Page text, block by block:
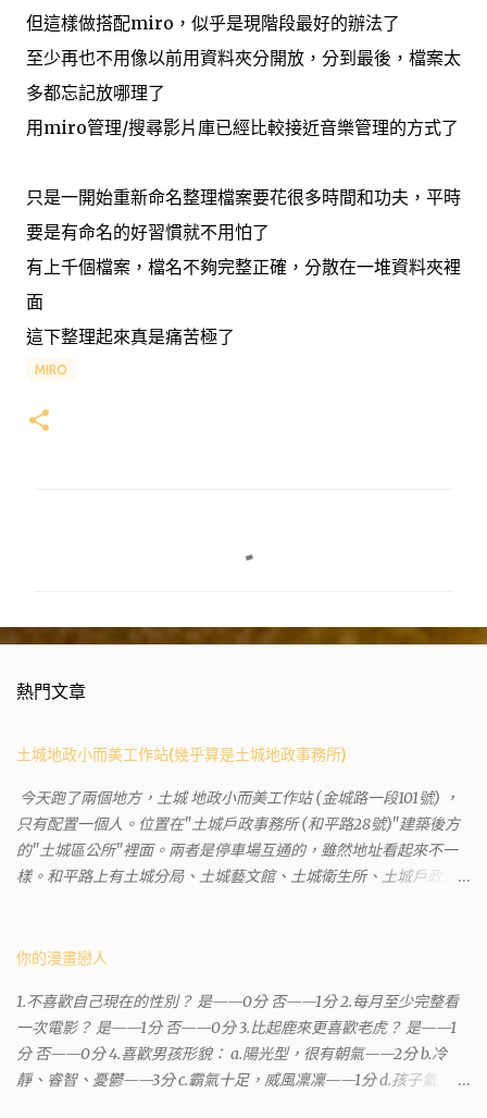
但這樣做搭配miro，似乎是現階段最好的辦法了
至少再也不用像以前用資料夾分開放，分到最後，檔案太
多都忘記放哪理了
用miro管理/搜尋影片庫已經比較接近音樂管理的方式了
只是一開始重新命名整理檔案要花很多時間和功夫，平時
要是有命名的好習慣就不用怕了
有上千個檔案，檔名不夠完整正確，分散在一堆資料夾裡
面
這下整理起來真是痛苦極了
MIRO
熱門文章
土城地政小而美工作站(幾乎算是土城地政事務所)
今天跑了兩個地方，土城 地政小而美工作站 (金城路一段101號) ，
只有配置一個人。位置在"土城戶政事務所 (和平路28號)"建築後方
的"土城區公所"裡面。兩者是停車場互通的，雖然地址看起來不一
樣。和平路上有土城分局、土城藝文館、土城衛生所、土城戶政事
沒有正式的地政事務所，只有地政小而美工作站 ，也已經能處理大
到以後還真嚇了一跳，這一看就有問題。要是我拿著那不被承認、
有問題的幽靈合約恐怕還調不到資源。但我不知道審判時法官會不
會去調閱這些資料。因為沒把握每個法官或檢察官都公正細心，在
案牘勞形中，會願意為了這種小人物受害案件去挖出更大的黑幕。
你的漫畫戀人
1.不喜歡自己現在的性別？ 是——0分 否——1分 2.每月至少完整看
一次電影？ 是——1分 否——0分 3.比起鹿來更喜歡老虎？ 是——1
分 否——0分 4.喜歡男孩形貌： a.陽光型，很有朝氣——2分 b.冷
靜、睿智、憂鬱——3分 c.霸氣十足，威風凜凜——1分 d.孩子氣，十